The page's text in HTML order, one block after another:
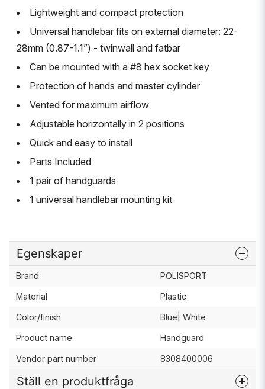
Lightweight and compact protection
Universal handlebar fits on external diameter: 22-
28mm (0.87-1.1”) - twinwall and fatbar
Can be mounted with a #8 hex socket key
Protection of hands and master cylinder
Vented for maximum airflow
Adjustable horizontally in 2 positions
Quick and easy to install
Parts Included
1 pair of handguards
1 universal handlebar mounting kit
Egenskaper
Brand POLISPORT
Material Plastic
Color/finish Blue| White
Product name Handguard
Vendor part number 8308400006
Ställ en produktfråga